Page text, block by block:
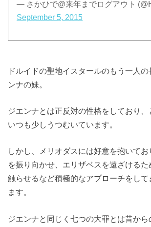
— さかひで@来年までログアウト
September 5, 2015
ドルイドの聖地イスタールのもう一人
ンナの妹。
ジエンナとは正反対の性格をしており
いつも少しうつむいています。
しかし、メリオダスには好意を抱いてお
を振り向かせ、エリザベスを遠ざける
触らせるなど積極的なアプローチをして
ます。
ジエンナと同じく七つの大罪とは昔か